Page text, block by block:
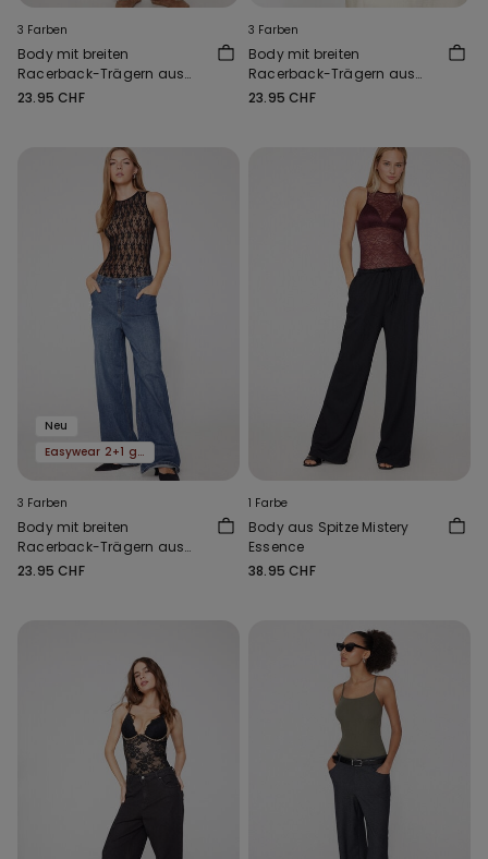
3 Farben
Body mit breiten
Racerback-Trägern aus
Spitze
23.95 CHF
3 Farben
Body mit breiten
Racerback-Trägern aus
Spitze
23.95 CHF
Neu
Easywear 2+1 gratis
3 Farben
Body mit breiten
Racerback-Trägern aus
Spitze
23.95 CHF
1 Farbe
Body aus Spitze Mistery
Essence
38.95 CHF